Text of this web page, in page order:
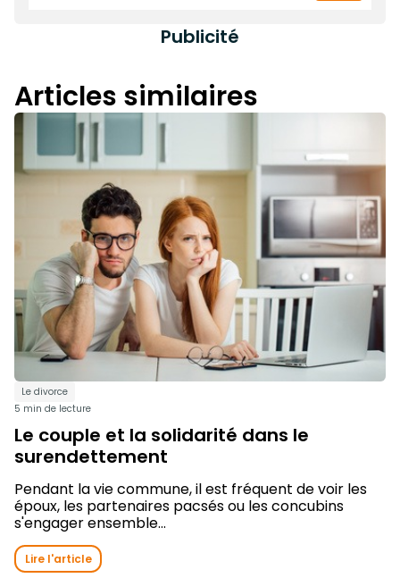
Publicité
Articles similaires
Le divorce
5 min de lecture
Le couple et la solidarité dans le
surendettement
Pendant la vie commune, il est fréquent de voir les
époux, les partenaires pacsés ou les concubins
s'engager ensemble...
Lire l'article